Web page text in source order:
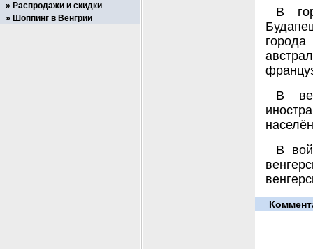
В
В
В
Распродажи и скидки
Шоппинг в Венгрии